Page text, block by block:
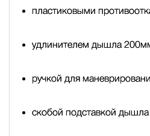
пластиковыми
удлинителем дышла
ручкой для
скобой подставкой дышла